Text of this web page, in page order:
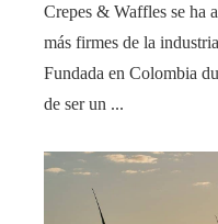
Crepes & Waffles se ha
más firmes de la
Fundada en Colombia
de ser un ...